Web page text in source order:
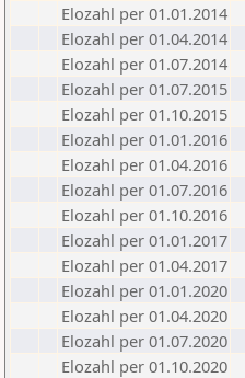
Elozahl per 01.01.2014
Elozahl per 01.04.2014
Elozahl per 01.07.2014
Elozahl per 01.07.2015
Elozahl per 01.10.2015
Elozahl per 01.01.2016
Elozahl per 01.04.2016
Elozahl per 01.07.2016
Elozahl per 01.10.2016
Elozahl per 01.01.2017
Elozahl per 01.04.2017
Elozahl per 01.01.2020
Elozahl per 01.04.2020
Elozahl per 01.07.2020
Elozahl per 01.10.2020